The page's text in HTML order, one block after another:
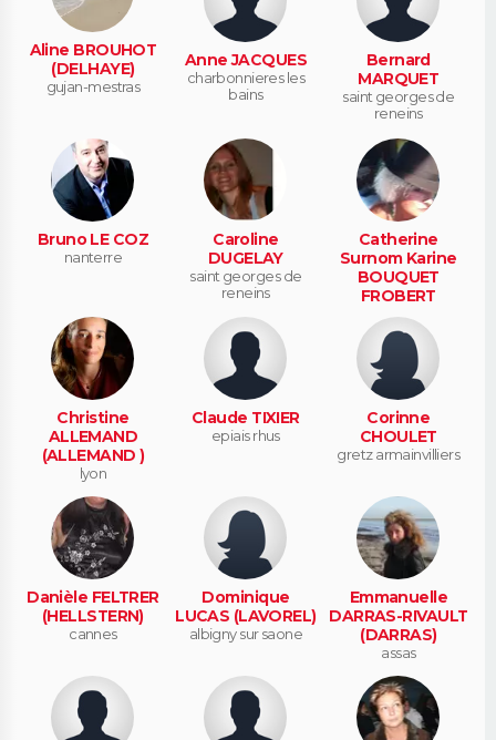
Aline BROUHOT
(DELHAYE)
gujan-mestras
Anne JACQUES
charbonnieres les
bains
Bernard
MARQUET
saint georges de
reneins
Bruno LE COZ
nanterre
Caroline
DUGELAY
saint georges de
reneins
Catherine
Surnom Karine
BOUQUET
FROBERT
(BOUQUET)
francheville
Christine
ALLEMAND
(ALLEMAND )
lyon
Claude TIXIER
epiais rhus
Corinne
CHOULET
gretz armainvilliers
Danièle FELTRER
(HELLSTERN)
cannes
Dominique
LUCAS (LAVOREL)
albigny sur saone
Emmanuelle
DARRAS-RIVAULT
(DARRAS)
assas